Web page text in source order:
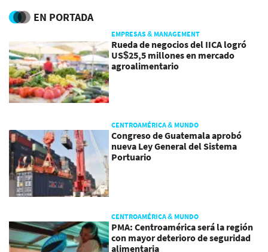
EN PORTADA
EMPRESAS & MANAGEMENT
Rueda de negocios del IICA logró
US$25,5 millones en mercado
agroalimentario
CENTROAMÉRICA & MUNDO
Congreso de Guatemala aprobó
nueva Ley General del Sistema
Portuario
CENTROAMÉRICA & MUNDO
PMA: Centroamérica será la región
con mayor deterioro de seguridad
alimentaria